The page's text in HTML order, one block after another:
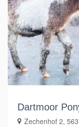
Dartmoor
Zechenhof 2,